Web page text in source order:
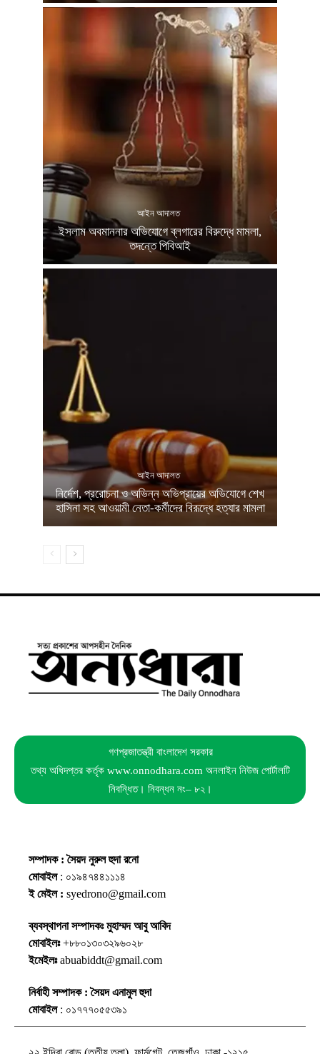
আইন আদালত
ইসলাম অবমাননার অভিযোগে ব্লগারের বিরুদ্ধে মামলা,
তদন্তে পিবিআই
আইন আদালত
নির্দেশ, প্ররোচনা ও অভিন্ন অভিপ্রায়ের অভিযোগে শেখ
হাসিনা সহ আওয়ামী নেতা-কর্মীদের বিরূদ্ধে হত্যার মামলা
গণপ্রজাতন্ত্রী বাংলাদেশ সরকার
তথ্য অধিদপ্তর কর্তৃক www.onnodhara.com অনলাইন নিউজ পোর্টালটি
নিবন্ধিত। নিবন্ধন নং– ৮২।
সম্পাদক : সৈয়দ নুরুল হুদা রনো
মোবাইল: ০১৯৪৭৪৪১১১৪
ই মেইল : syedrono@gmail.com
ব্যবস্থাপনা সম্পাদকঃ মুহাম্মদ আবু আবিদ
মোবাইলঃ+৮৮০১৩০৩২৯৬০২৮
ইমেইলঃabuabiddt@gmail.com
নির্বাহী সম্পাদক : সৈয়দ এনামুল হুদা
মোবাইল: ০১৭৭৭০৫৫৩৯১